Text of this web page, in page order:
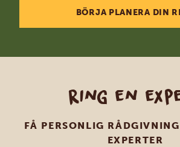
BÖRJA PLANERA DIN
Ring en
FÅ PERSONLIG
EXPERTER